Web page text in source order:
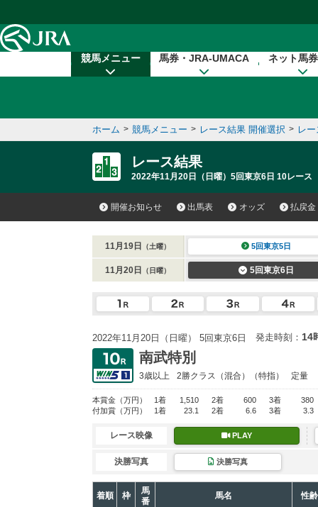
競馬メニュー 馬券・JRA-UMACA ネット馬
ホーム > 競馬メニュー > レース結果 開催選択 > レ
レース結果
2022年11月20日（日曜）5回東京6日 10レース
開催お知らせ 出馬表 オッズ 払戻金
11月19日 （土曜） 5回東京5日
11月20日 （日曜） 5回東京6日
2022年11月20日（日曜） 5回東京6日 発走時刻： 14
南武特別
3歳以上 2勝クラス （混合）（特指） 定量
本賞金 （万円） 1着 1,510 2着 600 3着
380
付加賞 （万円） 1着 23.1 2着 6.6 3着 3.3
レース映像 PLAY
決勝写真 決勝写真
着順 枠
馬
番
馬名 性齢